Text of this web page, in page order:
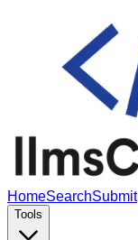
HomeSearchSubmit
Tools